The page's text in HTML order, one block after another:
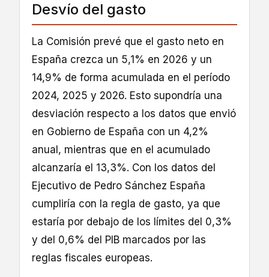
Desvío del gasto
La Comisión prevé que el gasto neto en
España crezca un 5,1% en 2026 y un
14,9% de forma acumulada en el período
2024, 2025 y 2026. Esto supondría una
desviación respecto a los datos que envió
en Gobierno de España con un 4,2%
anual, mientras que en el acumulado
alcanzaría el 13,3%. Con los datos del
Ejecutivo de Pedro Sánchez España
cumpliría con la regla de gasto, ya que
estaría por debajo de los límites del 0,3%
y del 0,6% del PIB marcados por las
reglas fiscales europeas.